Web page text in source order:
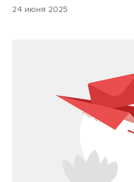
24 июня 2025